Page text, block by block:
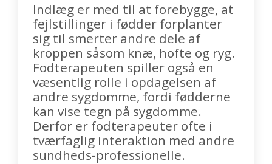
Indlæg er med til at forebygge, at
fejlstillinger i fødder forplanter
sig til smerter andre dele af
kroppen såsom knæ, hofte og ryg.
Fodterapeuten spiller også en
væsentlig rolle i opdagelsen af
andre sygdomme, fordi fødderne
kan vise tegn på sygdomme.
Derfor er fodterapeuter ofte i
tværfaglig interaktion med andre
sundheds-professionelle.